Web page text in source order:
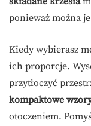
ponieważ można
Kiedy wybierasz
ich proporcje.
przytłoczyć
kompaktowe
otoczeniem.